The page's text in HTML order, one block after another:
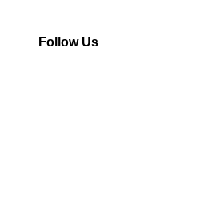
Follow Us